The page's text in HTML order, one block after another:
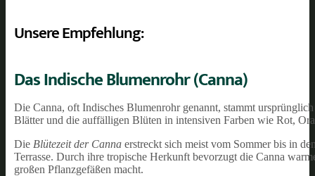
Unsere Empfehlung:
Das Indische Blumenrohr (Canna)
Die Canna, oft Indisches Blumenrohr genannt, stammt
Blätter und die auffälligen Blüten in intensiven Farben wie Rot,
Die Blütezeit der Canna erstreckt sich meist vom Sommer bis in
Terrasse. Durch ihre tropische Herkunft bevorzugt die Canna
großen Pflanzgefäßen macht.